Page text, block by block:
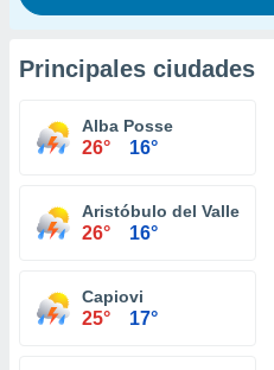
Principales ciudades
Alba Posse
26° 16°
Aristóbulo del Valle
26° 16°
Capiovi
25° 17°